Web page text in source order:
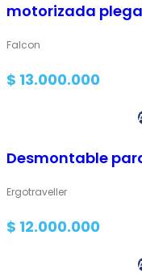
motorizada
Falcon
$ 13.000.000
Desmontable
Ergotraveller
$ 12.000.000